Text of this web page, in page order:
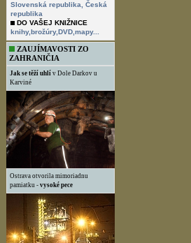
Slovenská republika,
Česká
republika
DO VAŠEJ KNIŽNICE
knihy,brožúry,DVD,mapy...
ZAUJÍMAVOSTI ZO
ZAHRANIČIA
Jak se těží uhlí v Dole Darkov u
Karviné
Ostrava otvorila mimoriadnu
pamiatku - vysoké pece